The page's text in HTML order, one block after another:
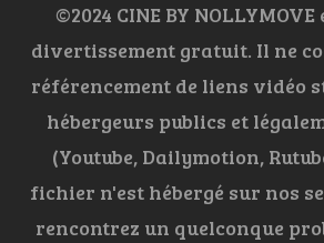
©2024 CINE BY
divertissement gratuit. Il ne
référencement de liens vidéo
hébergeurs publics et
(Youtube, Dailymotion,
fichier n'est hébergé sur nos
rencontrez un quelconque